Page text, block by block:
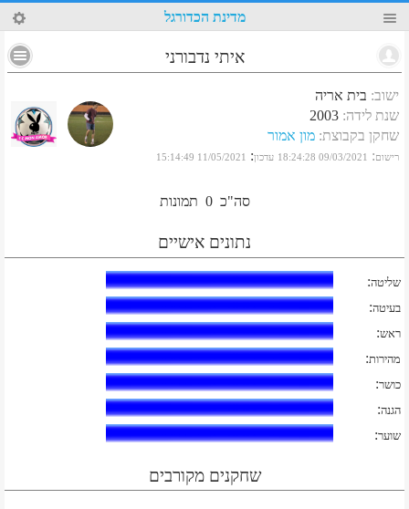
16 מדינת הכדורגל
איתי נדבורני
ישוב: בית אריה
שנת לידה:
2003
שחקן בקבוצת: מון אמור
רישום:
09/03/2021 18:24:28 עדכון:
11/05/2021 15:14:49
סה"כ 0 תמונות
נתונים אישיים
שליטה:
בעיטה:
ראש:
מהירות:
כושר:
הגנה:
שוער:
שחקנים מקורבים